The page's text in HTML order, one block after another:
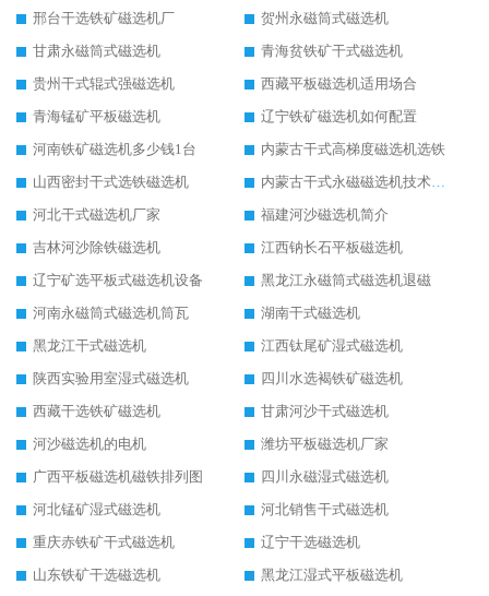
邢台干选铁矿磁选机厂
贺州永磁筒式磁选机
甘肃永磁筒式磁选机
青海贫铁矿干式磁选机
贵州干式辊式强磁选机
西藏平板磁选机适用场合
青海锰矿平板磁选机
辽宁铁矿磁选机如何配置
河南铁矿磁选机多少钱1台
内蒙古干式高梯度磁选机选铁
山西密封干式选铁磁选机
内蒙古干式永磁磁选机技术要求
河北干式磁选机厂家
福建河沙磁选机简介
吉林河沙除铁磁选机
江西钠长石平板磁选机
辽宁矿选平板式磁选机设备
黑龙江永磁筒式磁选机退磁
河南永磁筒式磁选机筒瓦
湖南干式磁选机
黑龙江干式磁选机
江西钛尾矿湿式磁选机
陕西实验用室湿式磁选机
四川水选褐铁矿磁选机
西藏干选铁矿磁选机
甘肃河沙干式磁选机
河沙磁选机的电机
潍坊平板磁选机厂家
广西平板磁选机磁铁排列图
四川永磁湿式磁选机
河北锰矿湿式磁选机
河北销售干式磁选机
重庆赤铁矿干式磁选机
辽宁干选磁选机
山东铁矿干选磁选机
黑龙江湿式平板磁选机